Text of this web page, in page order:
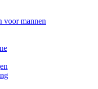
voor mannen